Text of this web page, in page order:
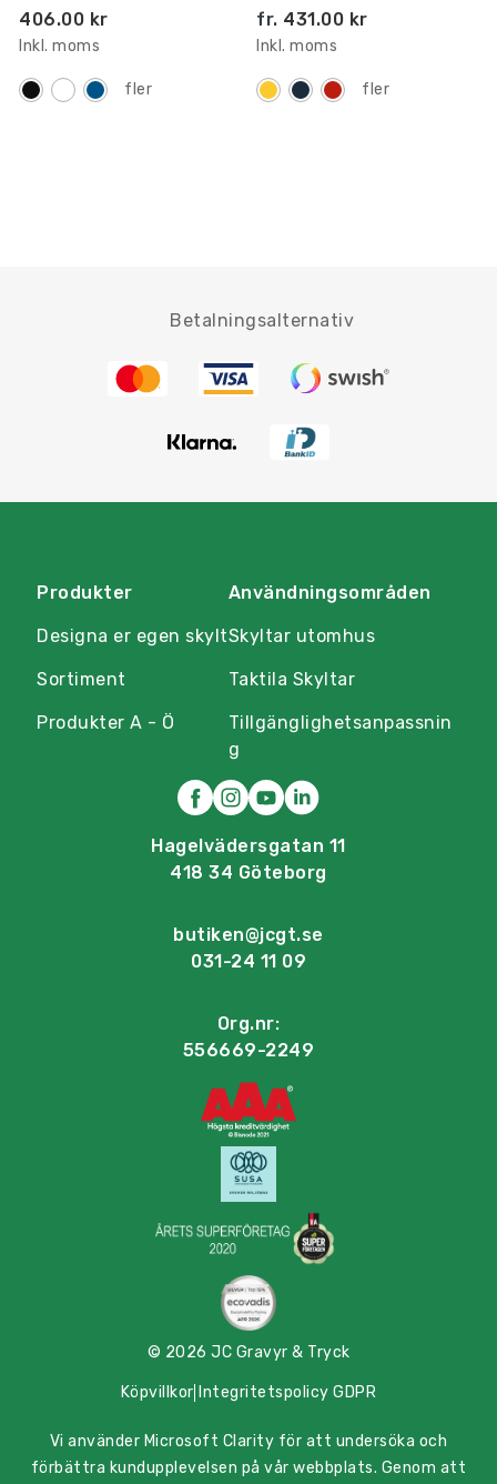
406.00 kr
Inkl. moms
fler
fr. 431.00 kr
Inkl. moms
fler
Betalningsalternativ
Produkter
Designa er egen skylt
Sortiment
Produkter A - Ö
Användningsområden
Skyltar utomhus
Taktila Skyltar
Tillgänglighetsanpassnin
g
Hagelvädersgatan 11
418 34 Göteborg
butiken@jcgt.se
031-24 11 09
Org.nr:
556669-2249
© 2026 JC Gravyr & Tryck
Köpvillkor Integritetspolicy GDPR
Vi använder Microsoft Clarity för att undersöka och
förbättra kundupplevelsen på vår webbplats. Genom att